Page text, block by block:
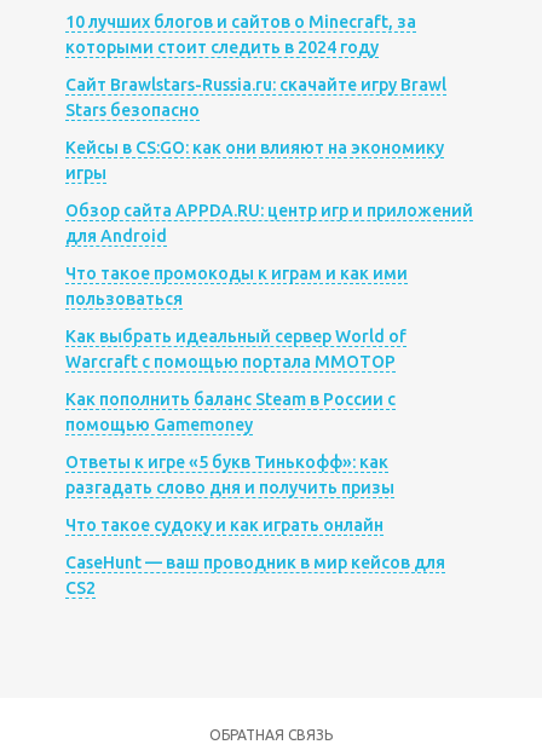
10 лучших блогов и сайтов о Minecraft, за
которыми стоит следить в 2024 году
Сайт Brawlstars-Russia.ru: скачайте игру Brawl
Stars безопасно
Кейсы в CS:GO: как они влияют на экономику
игры
Обзор сайта APPDA.RU: центр игр и приложений
для Android
Что такое промокоды к играм и как ими
пользоваться
Как выбрать идеальный сервер World of
Warcraft с помощью портала MMOTOP
Как пополнить баланс Steam в России с
помощью Gamemoney
Ответы к игре «5 букв Тинькофф»: как
разгадать слово дня и получить призы
Что такое судоку и как играть онлайн
CaseHunt — ваш проводник в мир кейсов для
CS2
ОБРАТНАЯ СВЯЗЬ